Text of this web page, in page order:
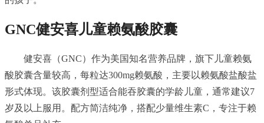
GNC健安喜儿童赖氨酸胶囊
健安喜（GNC）作为美国知名营养品牌，旗下儿童赖氨
酸胶囊含量较高，每粒达300mg赖氨酸，主要以赖氨酸盐酸盐
形式体现。该胶囊剂型适合能吞胶囊的学龄儿童，通常建议7
岁及以上服用。配方简洁纯净，搭配少量维生素C，专注于赖